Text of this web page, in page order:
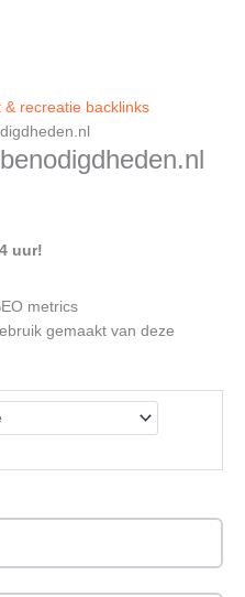
& recreatie backlinks
uur!
metrics
gemaakt van deze